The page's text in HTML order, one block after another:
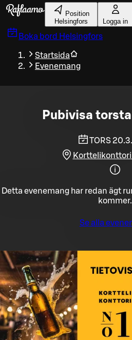
Gå till huvudinnehållet
Position
Helsingfors
Logga in
Boka bord Helsingfors
Startsida
Evenemang
Pubivisa
TORS
Detta evenemang har redan ägt
kommer.
Se alla